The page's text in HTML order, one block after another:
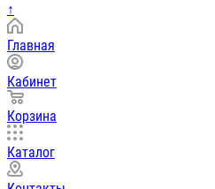
↑
Главная
Кабинет
Корзина
Каталог